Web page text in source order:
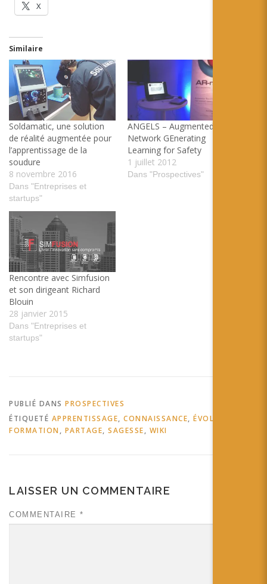
X
Similaire
Soldamatic, une solution
de réalité augmentée pour
l’apprentissage de la
soudure
8 novembre 2016
Dans "Entreprises et
startups"
ANGELS – Augmented
Network GEnerating
Learning for Safety
1 juillet 2012
Dans "Prospectives"
Rencontre avec Simfusion
et son dirigeant Richard
Blouin
28 janvier 2015
Dans "Entreprises et
startups"
PUBLIÉ DANS PROSPECTIVES
ÉTIQUETÉ APPRENTISSAGE, CONNAISSANCE, ÉVOLUTION
FORMATION , PARTAGE, SAGESSE, WIKI
LAISSER UN COMMENTAIRE
COMMENTAIRE *